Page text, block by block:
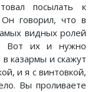
посылать к
Он говорил, что в
видных ролей
Вот их и нужно
казармы и скажут
и я с винтовкой,
Вы проливаете